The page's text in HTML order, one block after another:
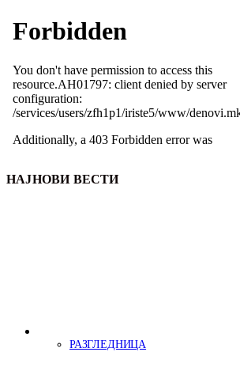
НАЈНОВИ ВЕСТИ
РАЗГЛЕДНИЦА